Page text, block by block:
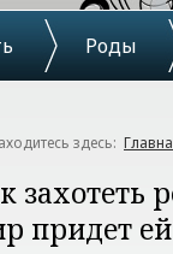
Роды
здесь:
захотеть
придет